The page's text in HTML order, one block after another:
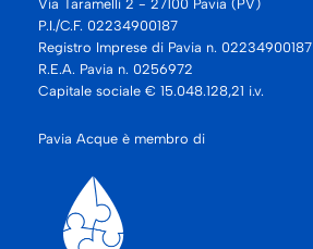
Via Taramelli 2 - 27100 Pavia (PV)
P.I./C.F. 02234900187
Registro Imprese di Pavia n. 02234900187
R.E.A. Pavia n. 0256972
Capitale sociale € 15.048.128,21 i.v.
Pavia Acque è membro di